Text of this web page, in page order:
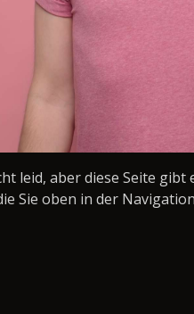
leid, aber diese Seite gibt
Sie oben in der